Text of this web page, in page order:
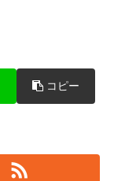
コピー